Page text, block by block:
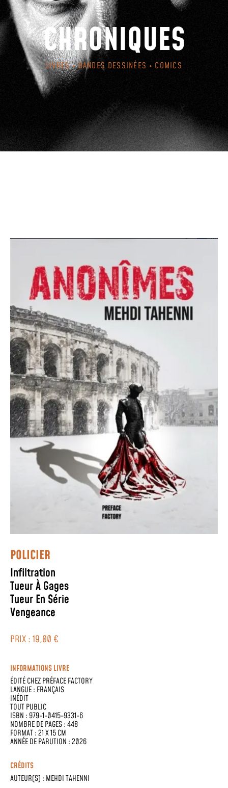
CHRONIQUES
LIVRES • BANDES DESSINÉES • COMICS
POLICIER
Infiltration
Tueur À Gages
Tueur En Série
Vengeance
PRIX : 19,00 €
INFORMATIONS LIVRE
ÉDITÉ CHEZPRÉFACE FACTORY
LANGUE : FRANÇAIS
INÉDIT
TOUT PUBLIC
ISBN : 979-1-0415-9331-6
NOMBRE DE PAGES : 448
FORMAT : 21 X 15 CM
ANNÉE DE PARUTION : 2026
CRÉDITS
AUTEUR(S) : MEHDI TAHENNI